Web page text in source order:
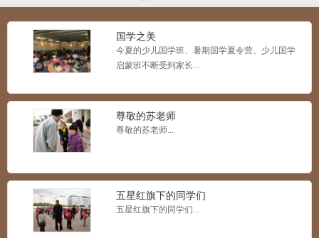
国学之美
今夏的少儿国学班、暑期国学夏令营、少儿国学
启蒙班不断受到家长...
尊敬的苏老师
尊敬的苏老师...
五星红旗下的同学们
五星红旗下的同学们...
...
什么是IC课程？世纪欣雅携手北京安科纳
儿童之家助你一起来学
...